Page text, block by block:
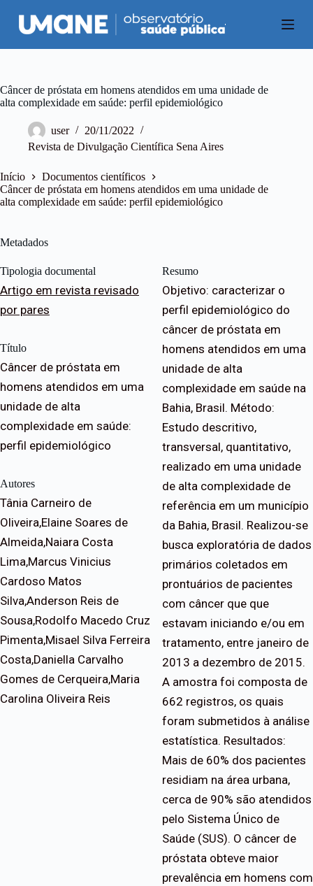
P
u
a
a
r
t
e
ú
Câncer de próstata em homens atendidos em uma unidade de
alta complexidade em saúde: perfil epidemiológico
user
20/11/2022
Revista de Divulgação Científica Sena Aires
Início
Documentos científicos
Câncer de próstata em homens atendidos em uma unidade de
alta complexidade em saúde: perfil epidemiológico
Metadados
Tipologia documental
Artigo em revista revisado
por pares
Título
Câncer de próstata em
homens atendidos em uma
unidade de alta
complexidade em saúde:
perfil epidemiológico
Autores
Tânia Carneiro de
Oliveira,Elaine Soares de
Almeida,Naiara Costa
Lima,Marcus Vinicius
Cardoso Matos
Silva,Anderson Reis de
Sousa,Rodolfo Macedo Cruz
Pimenta,Misael Silva Ferreira
Costa,Daniella Carvalho
Gomes de Cerqueira,Maria
Carolina Oliveira Reis
Resumo
Objetivo: caracterizar o
perfil epidemiológico do
câncer de próstata em
homens atendidos em uma
unidade de alta
complexidade em saúde na
Bahia, Brasil. Método:
Estudo descritivo,
transversal, quantitativo,
realizado em uma unidade
de alta complexidade de
referência em um município
da Bahia, Brasil. Realizou-se
busca exploratória de dados
primários coletados em
prontuários de pacientes
com câncer que que
estavam iniciando e/ou em
tratamento, entre janeiro de
2013 a dezembro de 2015.
A amostra foi composta de
662 registros, os quais
foram submetidos à análise
estatística. Resultados:
Mais de 60% dos pacientes
residiam na área urbana,
cerca de 90% são atendidos
pelo Sistema Único de
Saúde (SUS). O câncer de
próstata obteve maior
prevalência em homens com